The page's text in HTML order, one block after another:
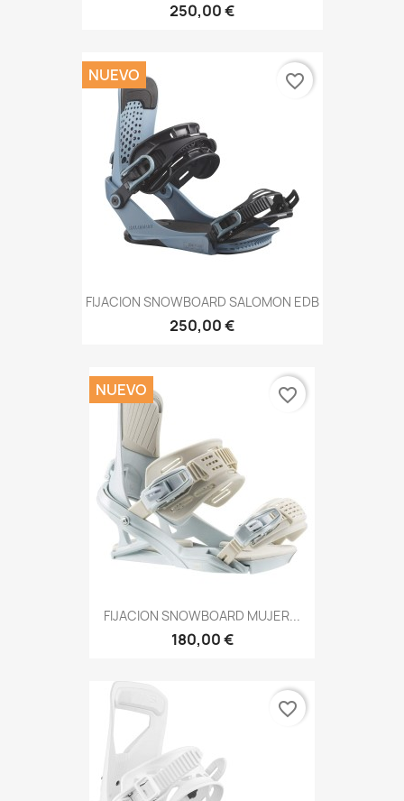
250,00 €
FIJACION SNOWBOARD SALOMON EDB
250,00 €
NUEVO favorite_border
FIJACION SNOWBOARD MUJER...
180,00 €
NUEVO favorite_border
favorite_border